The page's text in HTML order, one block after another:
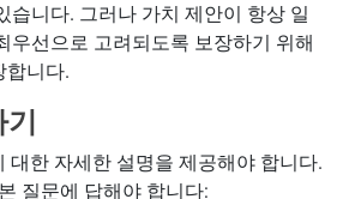
습니다. 그러나 가치 제안이 항상 일
우선으로 고려되도록 보장하기 위해
합니다.
대한 자세한 설명을 제공해야 합니다.
질문에 답해야 합니다: